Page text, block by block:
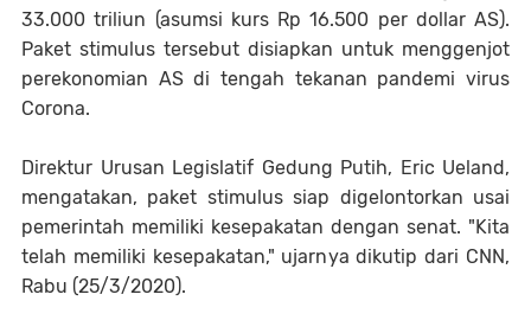
33.000 triliun (asumsi kurs Rp 16.500 per dollar AS).
Paket stimulus tersebut disiapkan untuk menggenjot
perekonomian AS di tengah tekanan pandemi virus
Corona.
Direktur Urusan Legislatif Gedung Putih, Eric Ueland,
mengatakan, paket stimulus siap digelontorkan usai
pemerintah memiliki kesepakatan dengan senat. "Kita
telah memiliki kesepakatan," ujarnya dikutip dari CNN,
Rabu (25/3/2020).